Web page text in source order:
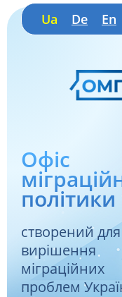
Ua De En
Офіс
політики
створений для
вирішення
міграційних
проблем